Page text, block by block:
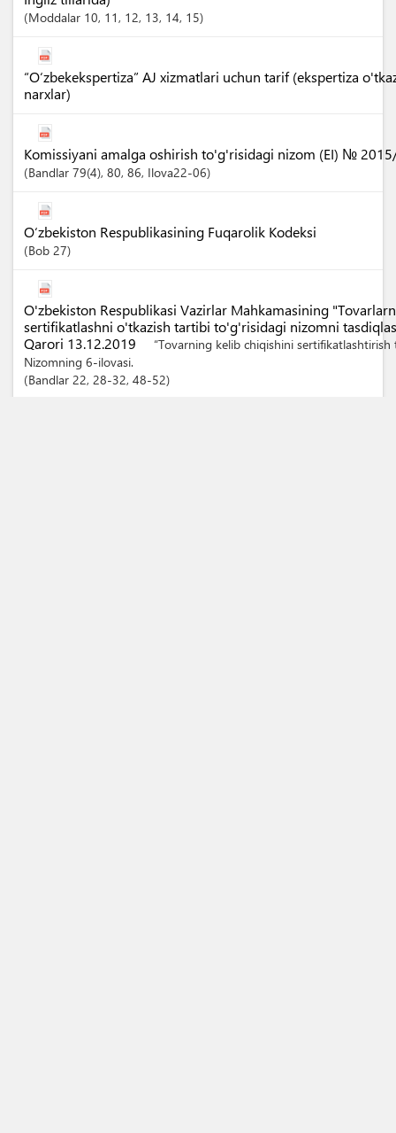
Moddalar 10, 11 , 12, 13, 14, 15
“O‘zbekekspertiza” AJ xizmatlari uchun tarif (ekspertiza
narxlar)
Komissiyani amalga oshirish to'g'risidagi nizom (EI) №
Bandlar 79(4), 80, 86, Ilova22-06
O‘zbekiston Respublikasining Fuqarolik Kodeksi
Bob 27
O'zbekiston Respublikasi Vazirlar Mahkamasining
sertifikatlashni o'tkazish tartibi to'g'risidagi nizomni
Qarori 13.12.2019
“Tovarning kelib chiqishini sertifikatlashtirish
Nizomning 6-ilovasi.
Bandlar 22, 28-32, 48-52